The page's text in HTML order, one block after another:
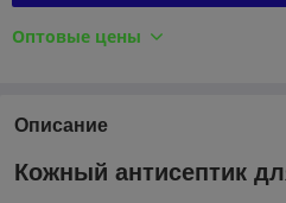
Оптовые цены
Описание
Кожный антисептик